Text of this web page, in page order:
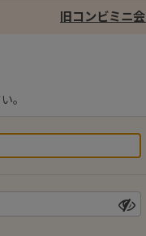
旧コンビミニ
。